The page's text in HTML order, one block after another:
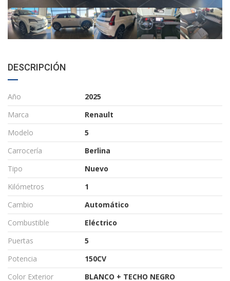
DESCRIPCIÓN
Año
2025
Marca
Renault
Modelo
5
Carrocería
Berlina
Tipo
Nuevo
Kilómetros
1
Cambio
Automático
Combustible
Eléctrico
Puertas
5
Potencia
150CV
Color Exterior
BLANCO + TECHO NEGRO